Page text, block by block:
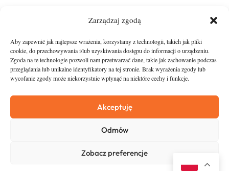
Zarządzaj zgodą
Aby zapewnić jak najlepsze wrażenia, korzystamy z technologii, takich jak pliki
cookie, do przechowywania i/lub uzyskiwania dostępu do informacji o urządzeniu.
Zgoda na te technologie pozwoli nam przetwarzać dane, takie jak zachowanie podczas
przeglądania lub unikalne identyfikatory na tej stronie. Brak wyrażenia zgody lub
wycofanie zgody może niekorzystnie wpłynąć na niektóre cechy i funkcje.
Akceptuję
Odmów
Zobacz preferencje
Asfalt
O nas
Zostań Patronem
Kontakt